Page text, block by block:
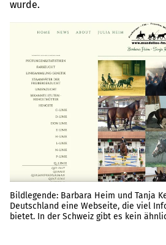
wurde.
Bildlegende: Barbara Heim und Tanja
Deutschland eine Webseite, die viel
bietet. In der Schweiz gibt es kein